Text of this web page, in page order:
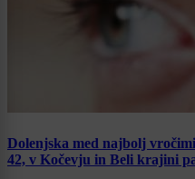
Dolenjska med najbolj
42, v Kočevju in Beli krajini